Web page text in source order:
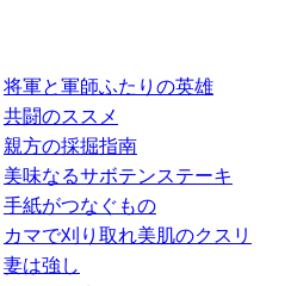
将軍と軍師ふたりの英雄
共闘のススメ
親方の採掘指南
美味なるサボテンステーキ
手紙がつなぐもの
カマで刈り取れ美肌のクスリ
妻は強し